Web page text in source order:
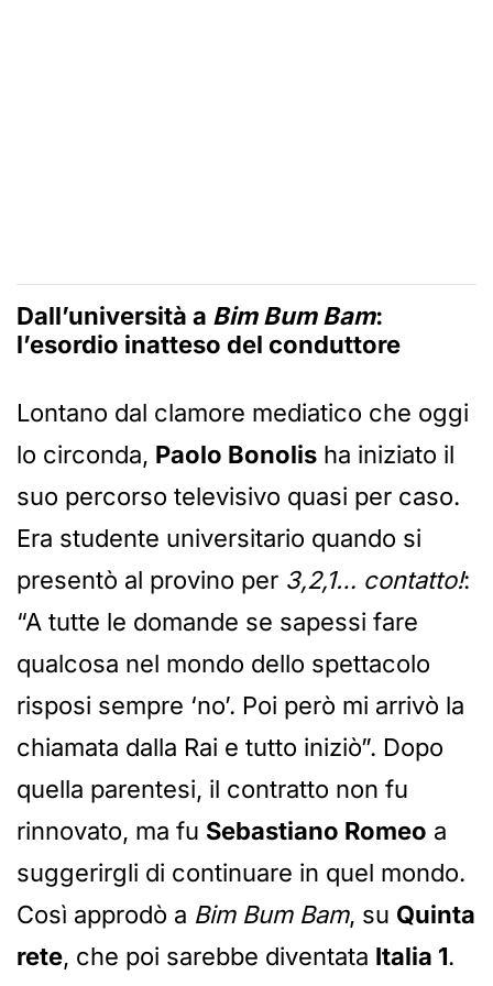
Dall’università a Bim Bum Bam:
l’esordio inatteso del conduttore
Lontano dal clamore mediatico che oggi
lo circonda, Paolo Bonolis ha iniziato il
suo percorso televisivo quasi per caso.
Era studente universitario quando si
presentò al provino per 3,2,1… contatto!:
“A tutte le domande se sapessi fare
qualcosa nel mondo dello spettacolo
risposi sempre ‘no’. Poi però mi arrivò la
chiamata dalla Rai e tutto iniziò”. Dopo
quella parentesi, il contratto non fu
rinnovato, ma fu Sebastiano Romeo a
suggerirgli di continuare in quel mondo.
Così approdò a Bim Bum Bam, su Quinta
rete, che poi sarebbe diventata Italia 1.